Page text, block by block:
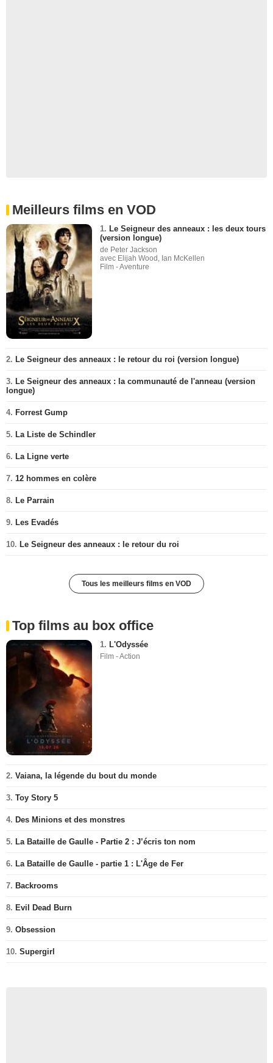
Meilleurs films en VOD
1. Le Seigneur des anneaux : les deux tours
(version longue)
de Peter Jackson
avec Elijah Wood, Ian McKellen
Film - Aventure
2. Le Seigneur des anneaux : le retour du roi (version longue)
3. Le Seigneur des anneaux : la communauté de l'anneau (version
longue)
4. Forrest Gump
5. La Liste de Schindler
6. La Ligne verte
7. 12 hommes en colère
8. Le Parrain
9. Les Evadés
10. Le Seigneur des anneaux : le retour du roi
Tous les meilleurs films en VOD
Top films au box office
1. L'Odyssée
Film - Action
2. Vaiana, la légende du bout du monde
3. Toy Story 5
4. Des Minions et des monstres
5. La Bataille de Gaulle - Partie 2 : J’écris ton nom
6. La Bataille de Gaulle - partie 1 : L'Âge de Fer
7. Backrooms
8. Evil Dead Burn
9. Obsession
10. Supergirl